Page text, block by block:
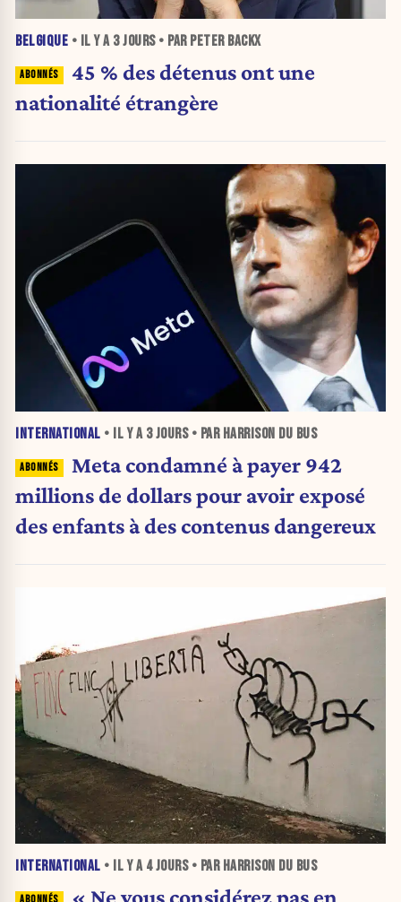
BELGIQUE • IL Y A 3 JOURS• PAR PETER BACKX
45 % des détenus ont une
nationalité étrangère
INTERNATIONAL • IL Y A 3 JOURS• PAR HARRISON DU BUS
Meta condamné à payer 942
millions de dollars pour avoir exposé
des enfants à des contenus dangereux
INTERNATIONAL • IL Y A 4 JOURS• PAR HARRISON DU BUS
« Ne vous considérez pas en